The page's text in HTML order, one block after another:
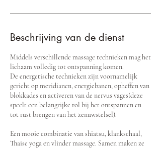
n
Beschrijving van de dienst
Middels verschillende massage technieken mag het
lichaam volledig tot ontspanning komen.
De energetische technieken zijn voornamelijk
gericht op meridianen, energiebanen, opheffen van
blokkades en activeren van de nervus vages(deze
speelt een belangrijke rol bij het ontspannen en
tot rust brengen van het zenuwstelsel).
Een mooie combinatie van shiatsu, klankschaal,
Thaise yoga en vlinder massage. Samen maken ze